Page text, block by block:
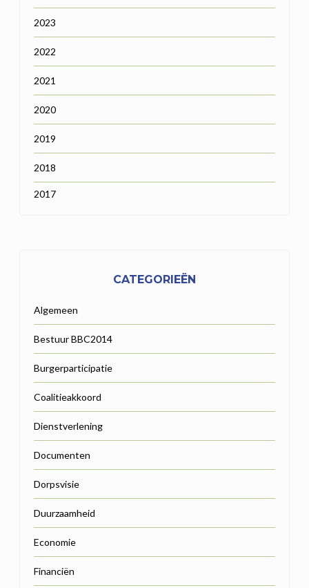
2023
2022
2021
2020
2019
2018
2017
CATEGORIEËN
Algemeen
Bestuur BBC2014
Burgerparticipatie
Coalitieakkoord
Dienstverlening
Documenten
Dorpsvisie
Duurzaamheid
Economie
Financiën